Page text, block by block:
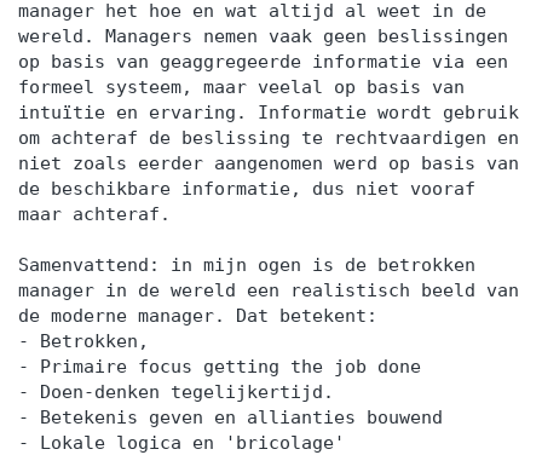
manager het hoe en wat altijd al weet in de
wereld. Managers nemen vaak geen beslissingen
op basis van geaggregeerde informatie via een
formeel systeem, maar veelal op basis van
intuïtie en ervaring. Informatie wordt gebruik
om achteraf de beslissing te rechtvaardigen en
niet zoals eerder aangenomen werd op basis van
de beschikbare informatie, dus niet vooraf
maar achteraf.
Samenvattend: in mijn ogen is de betrokken
manager in de wereld een realistisch beeld van
de moderne manager. Dat betekent:
- Betrokken,
- Primaire focus getting the job done
- Doen-denken tegelijkertijd.
- Betekenis geven en allianties bouwend
- Lokale logica en 'bricolage'